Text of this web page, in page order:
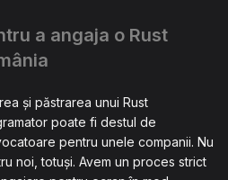
a angaja o Rust
și păstrarea unui Rust
poate fi destul de
pentru unele companii. Nu
noi, totuși. Avem un proces strict